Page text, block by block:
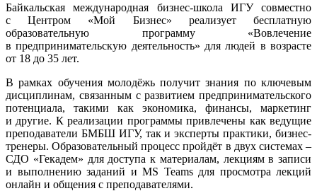
Байкальская международная бизнес-школа ИГУ совместно
с Центром «Мой Бизнес» реализует бесплатную
образовательную программу «Вовлечение
в предпринимательскую деятельность» для людей в возрасте
от 18 до 35 лет.
В рамках обучения молодёжь получит знания по ключевым
дисциплинам, связанным с развитием предпринимательского
потенциала, такими как экономика, финансы, маркетинг
и другие. К реализации программы привлечены как ведущие
преподаватели БМБШ ИГУ, так и эксперты практики, бизнес-
тренеры. Образовательный процесс пройдёт в двух системах –
СДО «Гекадем» для доступа к материалам, лекциям в записи
и выполнению заданий и MS Teams для просмотра лекций
онлайн и общения с преподавателями.